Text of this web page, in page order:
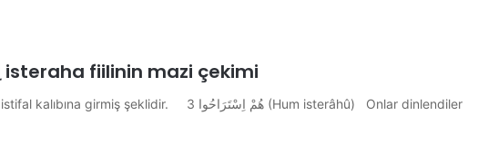
ARAPÇA DİNLENDİ اِسْتَرَاحَ isteraha fiilinin mazi çekimi